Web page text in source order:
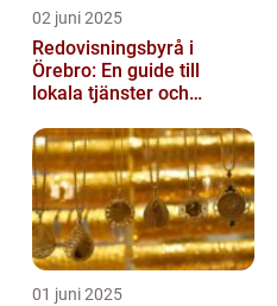
02 juni 2025
Redovisningsbyrå i
Örebro: En guide till
lokala tjänster och
01 juni 2025